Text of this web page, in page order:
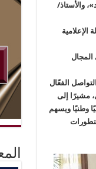
والأستاذ/
المجال
الفعّال
مشيرًا إلى
وطنيًا ويسهم